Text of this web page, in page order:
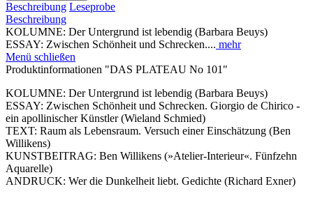
Beschreibung Leseprobe
Beschreibung
KOLUMNE: Der Untergrund ist lebendig (Barbara Beuys)
ESSAY: Zwischen Schönheit und Schrecken.... mehr
Menü schließen
Produktinformationen "DAS PLATEAU No 101"
KOLUMNE: Der Untergrund ist lebendig (Barbara Beuys)
ESSAY: Zwischen Schönheit und Schrecken. Giorgio de Chirico -
ein apollinischer Künstler (Wieland Schmied)
TEXT: Raum als Lebensraum. Versuch einer Einschätzung (Ben
Willikens)
KUNSTBEITRAG: Ben Willikens (»Atelier-Interieur«. Fünfzehn
Aquarelle)
ANDRUCK: Wer die Dunkelheit liebt. Gedichte (Richard Exner)